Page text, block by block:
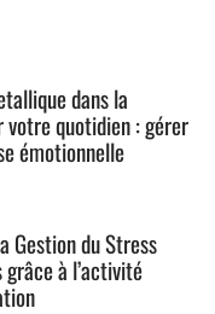
dans la
quotidien : gérer
émotionnelle
Gestion du Stress
grâce à l’activité